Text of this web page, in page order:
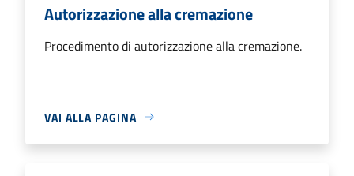
Autorizzazione alla cremazione
Procedimento di autorizzazione alla cremazione.
VAI ALLA PAGINA